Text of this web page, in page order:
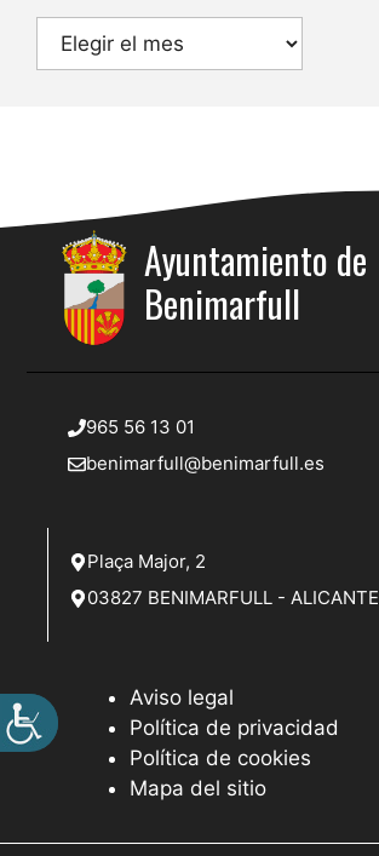
Archivos
Ayuntamiento de
Benimarfull
965 56 13 01
benimarfull@benimarfull.es
Plaça Major, 2
03827 BENIMARFULL - ALICANTE
Aviso legal
Política de privacidad
Política de cookies
Mapa del sitio